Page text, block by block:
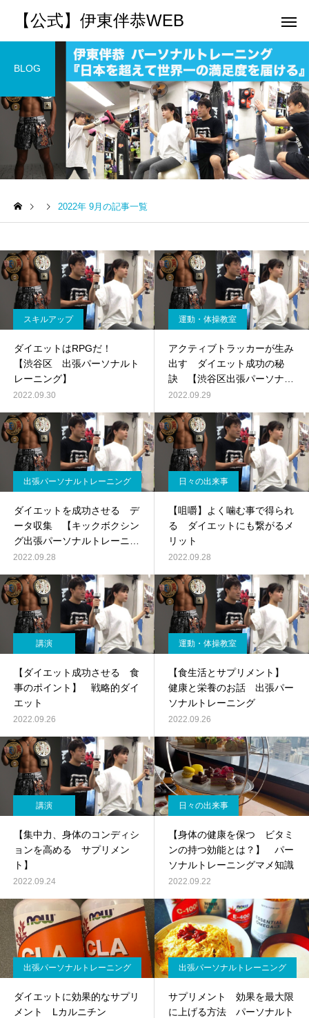
【公式】伊東伴恭WEB
トレーナーとして 個別トレー
パーソナルトレーニ
ング
キックボクシングで本当に
が消費カロリーと週の回数
で答えます
パーソナルトレーニ
認ポイントを元日本王
解説
BLOG
2022年 9月の記事一覧
スキルアップ
ダイエットはRPGだ！
【渋谷区 出張パーソナルト
レーニング】
2022.09.30
運動・体操教室
アクティブトラッカーが生み
出す ダイエット成功の秘
訣 【渋谷区出張パーソナル
トレーニング】
2022.09.29
出張パーソナルトレーニング
ダイエットを成功させる デ
ータ収集 【キックボクシン
グ出張パーソナルトレーニン
グ】
2022.09.28
日々の出来事
【咀嚼】よく噛む事で得られ
る ダイエットにも繋がるメ
リット
2022.09.28
講演
【ダイエット成功させる 食
事のポイント】 戦略的ダイ
エット
2022.09.26
運動・体操教室
【食生活とサプリメント】
健康と栄養のお話 出張パー
ソナルトレーニング
2022.09.26
講演
【集中力、身体のコンディシ
ョンを高める サプリメン
ト】
2022.09.24
日々の出来事
【身体の健康を保つ ビタミ
ンの持つ効能とは？】 パー
ソナルトレーニングマメ知識
2022.09.22
出張パーソナルトレーニング
ダイエットに効果的なサプリ
メント Lカルニチン
出張パーソナルトレーニング
サプリメント 効果を最大限
に上げる方法 パーソナルト